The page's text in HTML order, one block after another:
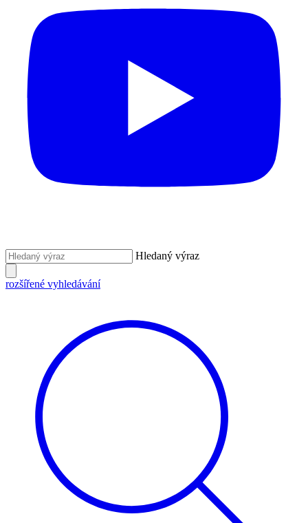
Hledaný výraz
rozšířené vyhledávání